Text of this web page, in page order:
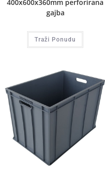
400x600x360mm perforirana
gajba
Traži Ponudu